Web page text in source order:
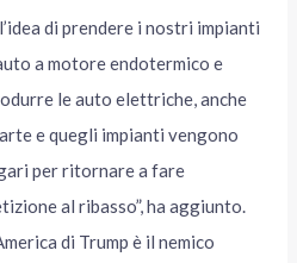
di prendere i nostri impianti
a motore endotermico e
le auto elettriche, anche
e quegli impianti vengono
per ritornare a fare
al ribasso”, ha aggiunto.
di Trump è il nemico